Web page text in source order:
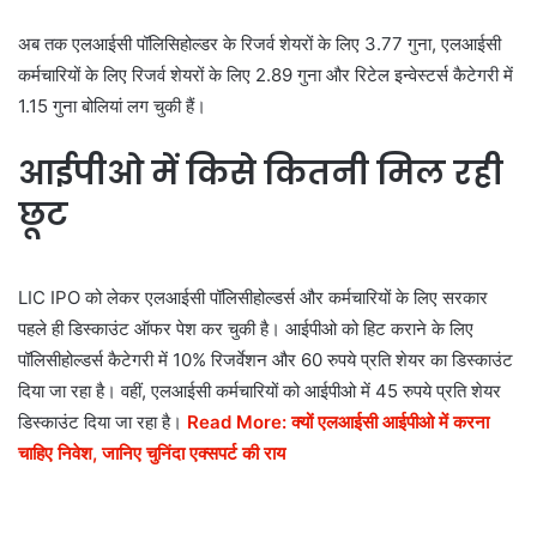
अब तक एलआईसी पॉलिसिहोल्डर के रिजर्व शेयरों के लिए 3.77 गुना, एलआईसी
कर्मचारियों के लिए रिजर्व शेयरों के लिए 2.89 गुना और रिटेल इन्वेस्टर्स कैटेगरी में
1.15 गुना बोलियां लग चुकी हैं।
आईपीओ में किसे कितनी मिल रही
छूट
LIC IPO को लेकर एलआईसी पॉलिसीहोल्डर्स और कर्मचारियों के लिए सरकार
पहले ही डिस्काउंट ऑफर पेश कर चुकी है। आईपीओ को हिट कराने के लिए
पॉलिसीहोल्डर्स कैटेगरी में 10% रिजर्वेशन और 60 रुपये प्रति शेयर का डिस्काउंट
दिया जा रहा है। वहीं, एलआईसी कर्मचारियों को आईपीओ में 45 रुपये प्रति शेयर
डिस्काउंट दिया जा रहा है। Read More: क्यों एलआईसी आईपीओ में करना
चाहिए निवेश, जानिए चुनिंदा एक्सपर्ट की राय